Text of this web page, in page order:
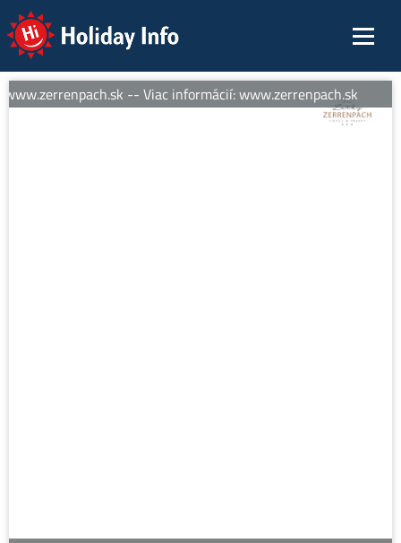
Holiday Info
-- Viac informácií: www.zerrenpach.sk